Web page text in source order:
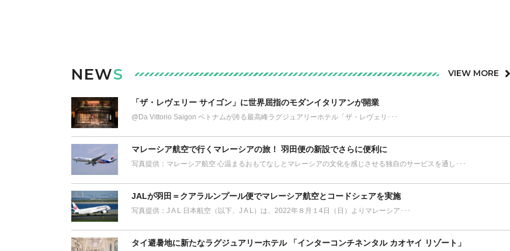
NEWS VIEW MORE
「ザ・レヴェリー サイゴン」に世界屈指のモダンイタリアンが開業
@Da Vittorio Saigon ベトナムが誇る最高峰ラグジュアリーホテル「ザ・レヴェリ･･･
マレーシア航空で行くマレーシアの旅！ 羽田便の新設でさらに便利に
写真提供：マレーシア航空 心温まるおもてなしとマレーシアの文化を感じさせる独自のサービスを通し･･･
JALが羽田＝クアラルンプール便でマレーシア航空とコードシェアを実施
写真提供：J A L 日本航空（以下、J A L）は、2022年８月１4日（日）よりマレーシア･･･
タイ避暑地に新たなラグジュアリーホテル 「インターコンチネンタル カオヤイ リゾート」